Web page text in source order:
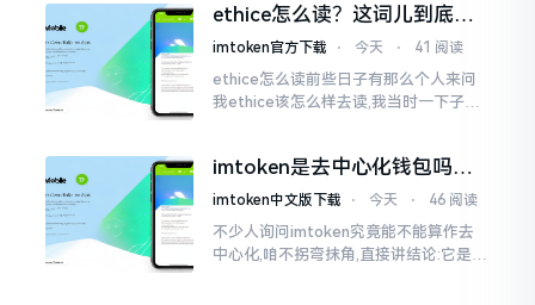
于网络连接状态
ethice怎么读？这词儿到底念
啥，别搞错了
imtoken官方下载 ⋅ 今天 ⋅ 41 阅读
ethice怎么读前些日子有那么个人来问
我ethice该怎么样去读,我当时一下子就
呢拼写方面却少了一个字母
imtoken是去中心化钱包吗？
看完这篇不踩坑
imtoken中文版下载 ⋅ 今天 ⋅ 46 阅读
不少人询问imtoken究竟能不能算作去
中心化,咱不拐弯抹角,直接讲结论:它是一